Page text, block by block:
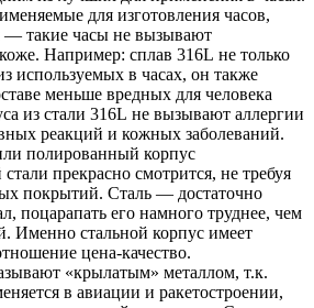
для изготовления часов,
— такие часы не вызывают
Например: сплав 316L не только
используемых в часах, он также
меньше вредных для человека
из стали 316L не вызывают аллергии
реакций и кожных заболеваний.
полированный корпус
прекрасно смотрится, не требуя
покрытий. Сталь — достаточно
поцарапать его намного труднее, чем
Именно стальной корпус имеет
цена-качество.
«крылатым» металлом, т.к.
в авиации и ракетостроении,